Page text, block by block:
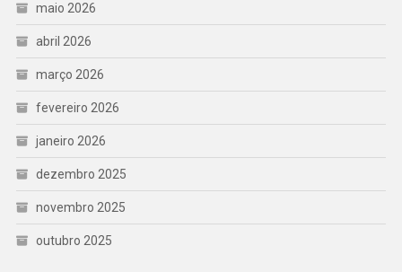
maio 2026
abril 2026
março 2026
fevereiro 2026
janeiro 2026
dezembro 2025
novembro 2025
outubro 2025